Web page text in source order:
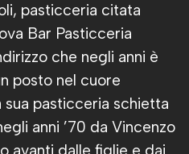
pasticceria citata
Bar Pasticceria
che negli anni è
posto nel cuore
sua pasticceria schietta
anni ’70 da Vincenzo